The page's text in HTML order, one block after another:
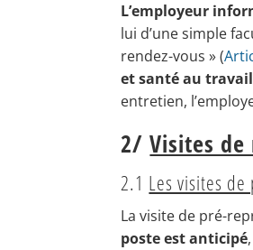
L’employeur
lui d’une simple
rendez-vous » (
et santé au travail
entretien,
2/Visites
2.1 Les visites
La visite de pré-
poste est anticipé